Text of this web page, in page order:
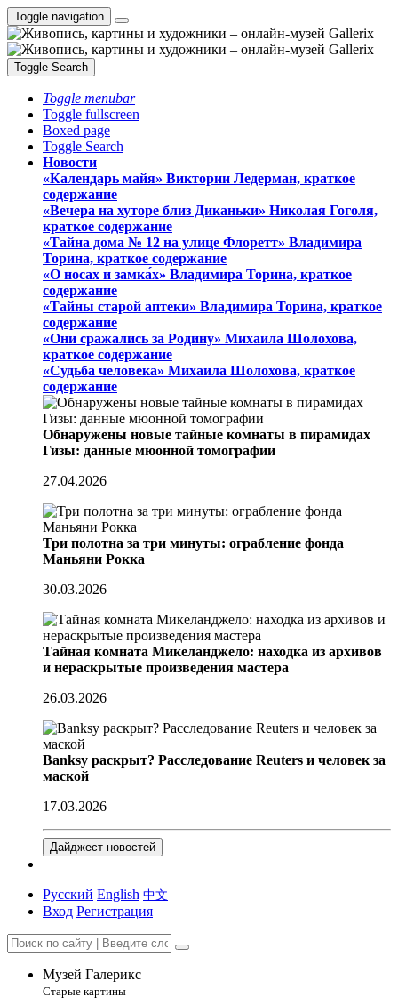
Toggle navigation
Toggle Search
Toggle menubar
Toggle fullscreen
Boxed page
Toggle Search
Новости
«Календарь майя» Виктории Ледерман, краткое
содержание
«Вечера на хуторе близ Диканьки» Николая Гоголя,
краткое содержание
«Тайна дома № 12 на улице Флоретт» Владимира
Торина, краткое содержание
«О носах и замка́х» Владимира Торина, краткое
содержание
«Тайны старой аптеки» Владимира Торина, краткое
содержание
«Они сражались за Родину» Михаила Шолохова,
краткое содержание
«Судьба человека» Михаила Шолохова, краткое
содержание
Обнаружены новые тайные комнаты в пирамидах
Гизы: данные мюонной томографии
27.04.2026
Три полотна за три минуты: ограбление фонда
Маньяни Рокка
30.03.2026
Тайная комната Микеланджело: находка из архивов
и нераскрытые произведения мастера
26.03.2026
Banksy раскрыт? Расследование Reuters и человек за
маской
17.03.2026
Дайджест новостей
Русский English 中文
Вход Регистрация
Музей Галерикс
Старые картины